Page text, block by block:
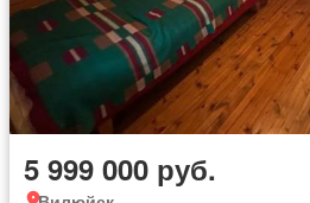
5 999 000 руб.